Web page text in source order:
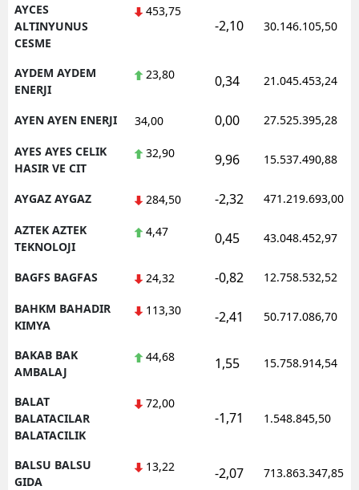
AYCES
ALTINYUNUS
CESME
453,75
-2,10 30.146.105,50
AYDEM AYDEM
ENERJI
23,80 0,34 21.045.453,24
AYEN AYEN ENERJI 34,00 0,00 27.525.395,28
AYES AYES CELIK
HASIR VE CIT
32,90 9,96 15.537.490,88
AYGAZ AYGAZ 284,50 -2,32 471.219.693,00
AZTEK AZTEK
TEKNOLOJI
4,47 0,45 43.048.452,97
BAGFS BAGFAS 24,32 -0,82 12.758.532,52
BAHKM BAHADIR
KIMYA
113,30 -2,41 50.717.086,70
BAKAB BAK
AMBALAJ
44,68 1,55 15.758.914,54
BALAT
BALATACILAR
BALATACILIK
72,00
-1,71 1.548.845,50
BALSU BALSU
GIDA
13,22 -2,07 713.863.347,85